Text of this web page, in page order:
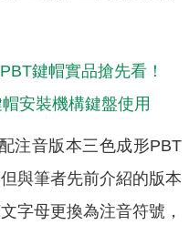
鍵帽實品搶先看！
安裝機構鍵盤使用
注音版本三色成形PBT
與筆者先前介紹的版本
字母更換為注音符號，